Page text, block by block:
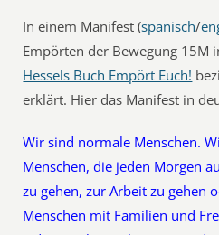
In einem Manifest (spanisch/
Empörten der Bewegung
Hessels Buch Empört Euch!
erklärt. Hier das Manifest in
Wir sind normale Menschen.
Menschen, die jeden Morgen
zu gehen, zur Arbeit zu gehen
Menschen mit Familien und